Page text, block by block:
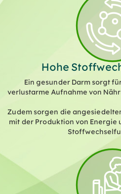
Hohe
Ein gesunder Darm sorgt
verlustarme Aufnahme von
Zudem sorgen die
mit der Produktion von